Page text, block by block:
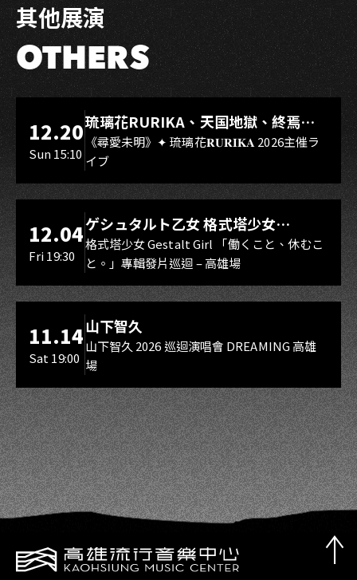
其他展演
OTHERS
LIVE WAREHOUSE 小庫
12.20
Sun 15:10
琉璃花RURIKA、天国地獄、終焉
Rebirth、DUALIA、無我夢中、花奏
スマイル（O.A.）
《尋愛未明》✦ 琉璃花𝐑𝐔𝐑𝐈𝐊𝐀 2026主催ラ
イブ
LIVE WAREHOUSE 小庫
12.04
Fri 19:30
ゲシュタルト乙女 格式塔少女
Gestalt Girl
格式塔少女 Gestalt Girl 「働くこと、休むこ
と。」專輯發片巡迴 – 高雄場
11.14
Sat 19:00
山下智久
山下智久 2026 巡迴演唱會 DREAMING 高雄
場